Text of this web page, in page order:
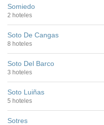
Somiedo
2 hoteles
Soto De Cangas
8 hoteles
Soto Del Barco
3 hoteles
Soto Luiñas
5 hoteles
Sotres